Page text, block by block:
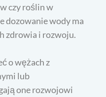
czy roślin w
dozowanie wody ma
zdrowia i rozwoju.
o wężach z
lub
one rozwojowi